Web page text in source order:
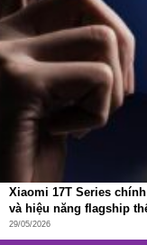
Xiaomi 17T Series
và hiệu năng flagship
29/05/2026